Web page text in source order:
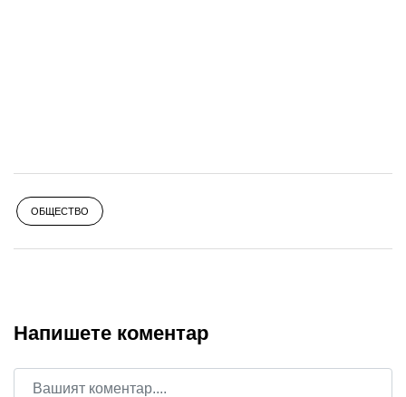
ОБЩЕСТВО
Напишете коментар